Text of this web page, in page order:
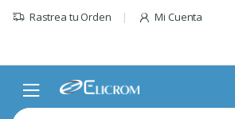
Rastrea tu Orden Mi Cuenta
Buscar